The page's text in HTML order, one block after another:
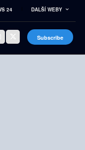
24 DALŠÍ WEBY
Subscribe